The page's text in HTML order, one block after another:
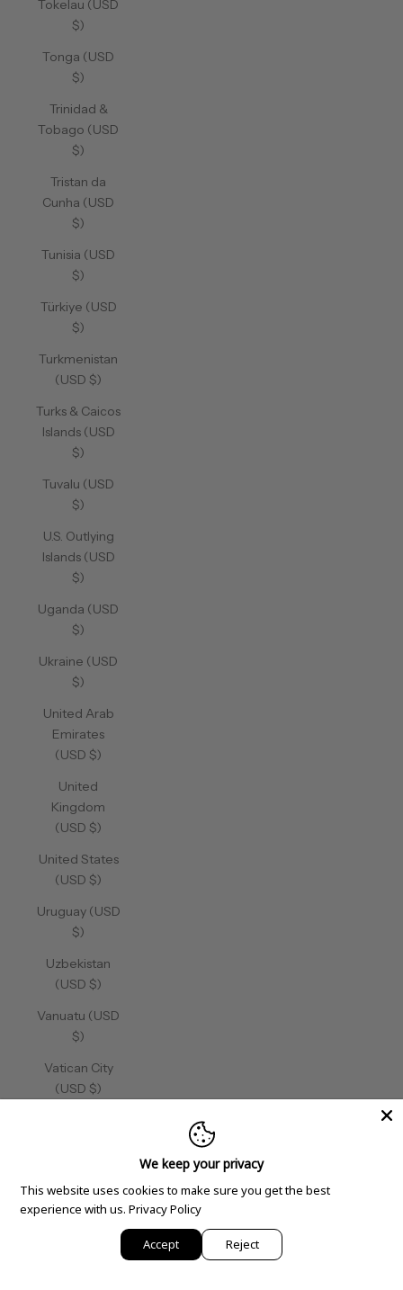
Tokelau (USD
$)
Tonga (USD
$)
Trinidad &
Tobago (USD
$)
Tristan da
Cunha (USD
$)
Tunisia (USD
$)
Türkiye (USD
$)
Turkmenistan
(USD $)
Turks & Caicos
Islands (USD
$)
Tuvalu (USD
$)
U.S. Outlying
Islands (USD
$)
Uganda (USD
$)
Ukraine (USD
$)
United Arab
Emirates
(USD $)
United
Kingdom
(USD $)
United States
(USD $)
Uruguay (USD
$)
Uzbekistan
(USD $)
Vanuatu (USD
$)
Vatican City
(USD $)
$)
We keep your privacy
This website uses cookies to make sure you get the best
experience with us. Privacy Policy
Accept Reject